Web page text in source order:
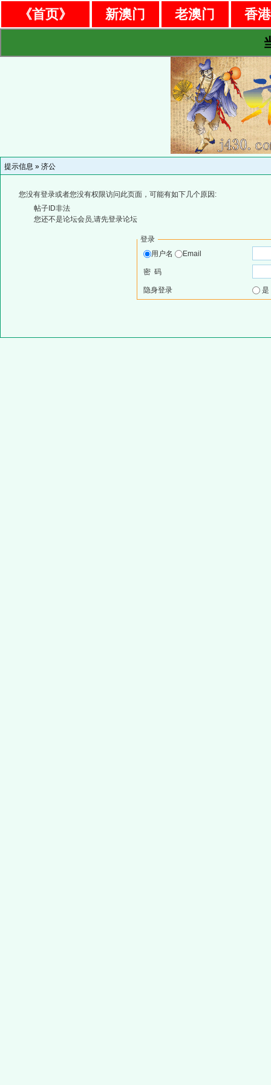
《首页》 新澳门 老澳门
香
提示信息 » 济公
您没有登录或者您没有权限访问此页面，可能有如下几个原因:
帖子ID非法
您还不是论坛会员,请先登录论坛
登录
用户名
Email
密 码
隐身登录